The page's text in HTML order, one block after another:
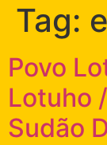
Tag:
Povo
Lotuho
Sudão